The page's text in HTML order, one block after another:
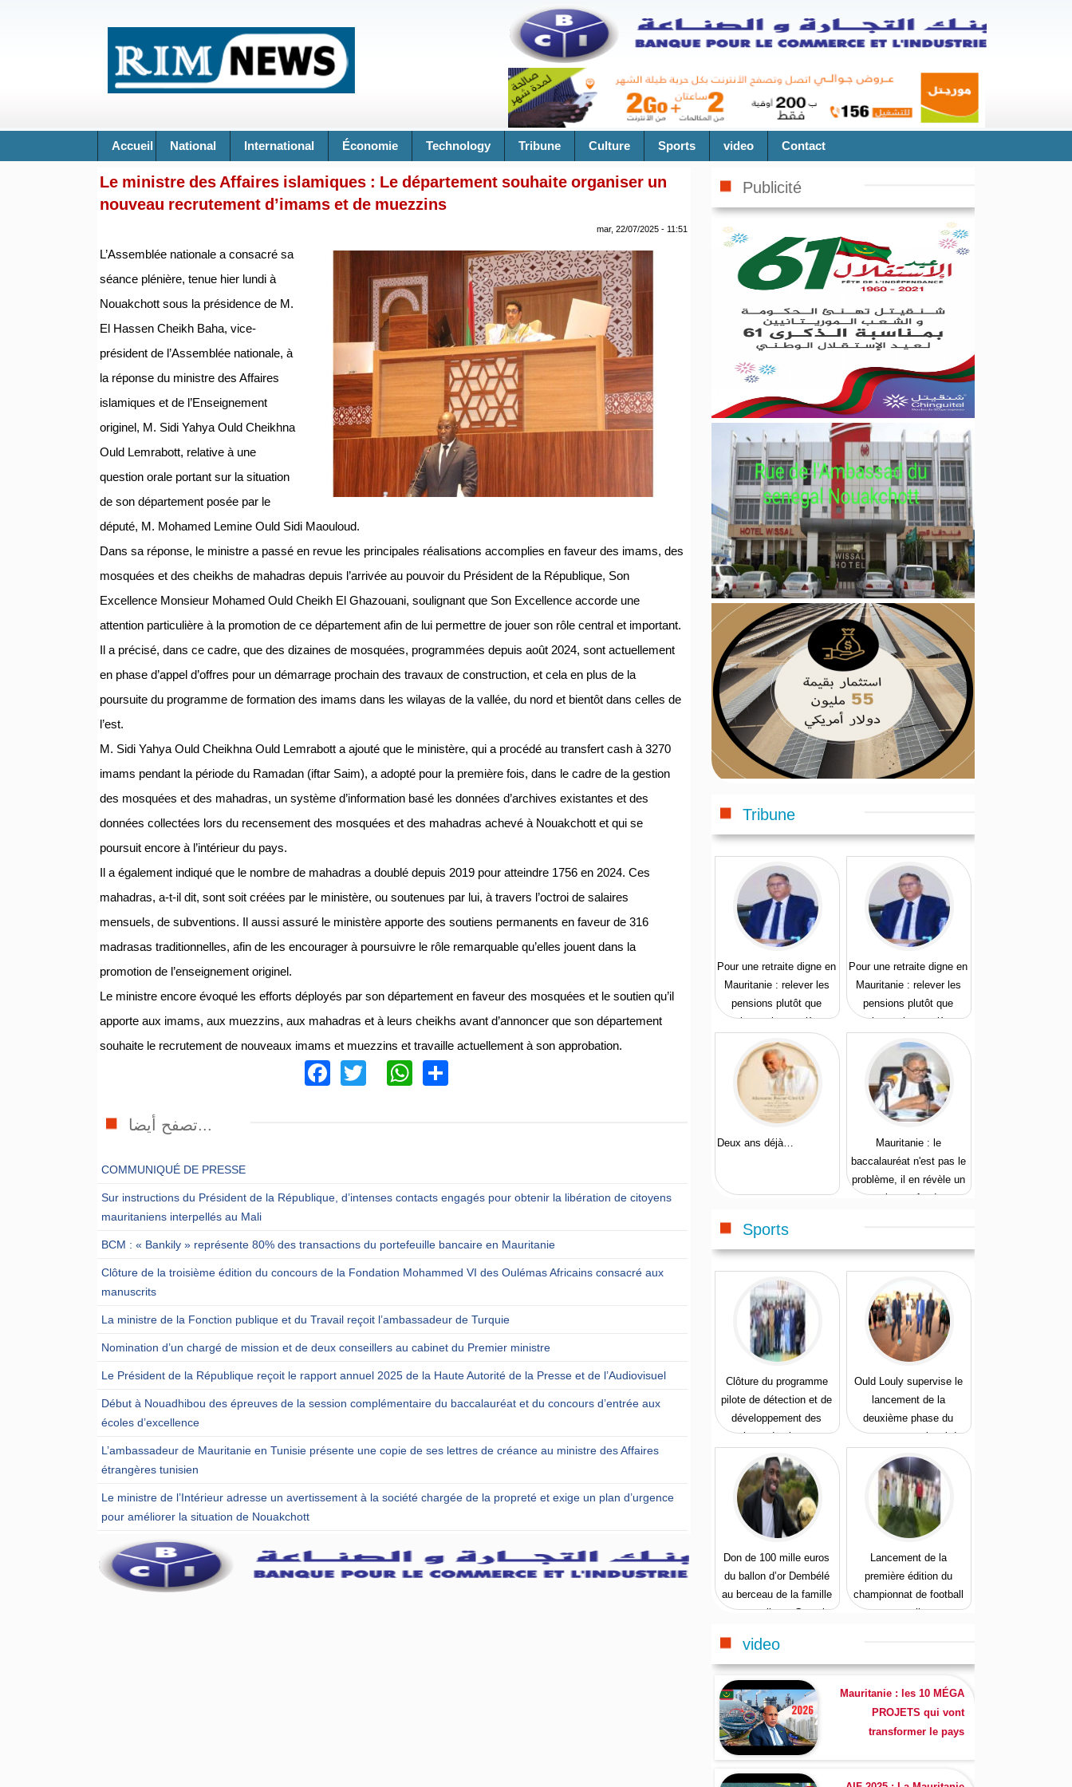
Accueil National International Économie Technology Tribune Culture Sports video Contact
Le ministre des Affaires islamiques : Le département souhaite organiser un
nouveau recrutement d’imams et de muezzins
mar, 22/07/2025 - 11:51
L’Assemblée nationale a consacré sa
séance plénière, tenue hier lundi à
Nouakchott sous la présidence de M.
El Hassen Cheikh Baha, vice-
président de l’Assemblée nationale, à
la réponse du ministre des Affaires
islamiques et de l’Enseignement
originel, M. Sidi Yahya Ould Cheikhna
Ould Lemrabott, relative à une
question orale portant sur la situation
de son département posée par le
député, M. Mohamed Lemine Ould Sidi Maouloud.
Dans sa réponse, le ministre a passé en revue les principales réalisations accomplies en faveur des imams, des
mosquées et des cheikhs de mahadras depuis l’arrivée au pouvoir du Président de la République, Son
Excellence Monsieur Mohamed Ould Cheikh El Ghazouani, soulignant que Son Excellence accorde une
attention particulière à la promotion de ce département afin de lui permettre de jouer son rôle central et important.
Il a précisé, dans ce cadre, que des dizaines de mosquées, programmées depuis août 2024, sont actuellement
en phase d’appel d’offres pour un démarrage prochain des travaux de construction, et cela en plus de la
poursuite du programme de formation des imams dans les wilayas de la vallée, du nord et bientôt dans celles de
l’est.
M. Sidi Yahya Ould Cheikhna Ould Lemrabott a ajouté que le ministère, qui a procédé au transfert cash à 3270
imams pendant la période du Ramadan (iftar Saim), a adopté pour la première fois, dans le cadre de la gestion
des mosquées et des mahadras, un système d’information basé les données d’archives existantes et des
données collectées lors du recensement des mosquées et des mahadras achevé à Nouakchott et qui se
poursuit encore à l’intérieur du pays.
Il a également indiqué que le nombre de mahadras a doublé depuis 2019 pour atteindre 1756 en 2024. Ces
mahadras, a-t-il dit, sont soit créées par le ministère, ou soutenues par lui, à travers l’octroi de salaires
mensuels, de subventions. Il aussi assuré le ministère apporte des soutiens permanents en faveur de 316
madrasas traditionnelles, afin de les encourager à poursuivre le rôle remarquable qu’elles jouent dans la
promotion de l’enseignement originel.
Le ministre encore évoqué les efforts déployés par son département en faveur des mosquées et le soutien qu’il
apporte aux imams, aux muezzins, aux mahadras et à leurs cheikhs avant d’annoncer que son département
souhaite le recrutement de nouveaux imams et muezzins et travaille actuellement à son approbation.
Facebook
TwitterWhatsApp
تصفح أيضا...
COMMUNIQUÉ DE PRESSE
Sur instructions du Président de la République, d’intenses contacts engagés pour obtenir la libération de citoyens
mauritaniens interpellés au Mali
BCM : « Bankily » représente 80% des transactions du portefeuille bancaire en Mauritanie
Clôture de la troisième édition du concours de la Fondation Mohammed VI des Oulémas Africains consacré aux
manuscrits
La ministre de la Fonction publique et du Travail reçoit l’ambassadeur de Turquie
Nomination d’un chargé de mission et de deux conseillers au cabinet du Premier ministre
Le Président de la République reçoit le rapport annuel 2025 de la Haute Autorité de la Presse et de l’Audiovisuel
Début à Nouadhibou des épreuves de la session complémentaire du baccalauréat et du concours d’entrée aux
écoles d’excellence
L’ambassadeur de Mauritanie en Tunisie présente une copie de ses lettres de créance au ministre des Affaires
étrangères tunisien
Le ministre de l’Intérieur adresse un avertissement à la société chargée de la propreté et exige un plan d’urgence
pour améliorer la situation de Nouakchott
Publicité
Tribune
Pour une retraite digne en
Mauritanie : relever les
pensions plutôt que
prolonger les carrières
Pour une retraite digne en
Mauritanie : relever les
pensions plutôt que
prolonger les carrières
Mauritanie : le
baccalauréat n'est pas le
problème, il en révèle un
plus profond
Deux ans déjà…
Sports
Ould Louly supervise le
lancement de la
deuxième phase du
Programme national de
protection de la jeunesse
Clôture du programme
pilote de détection et de
développement des
talents des jeunes
Lancement de la
première édition du
championnat de football
en salle
Don de 100 mille euros
du ballon d’or Dembélé
au berceau de la famille
maternelle au Gorgol
video
Mauritanie : les 10 MÉGA
PROJETS qui vont
transformer le pays